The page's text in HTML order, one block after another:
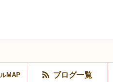
MAP ブログ一覧